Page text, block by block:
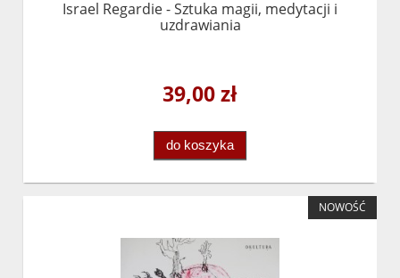
Israel Regardie - Sztuka magii, medytacji i
uzdrawiania
39,00 zł
do koszyka
NOWOŚĆ